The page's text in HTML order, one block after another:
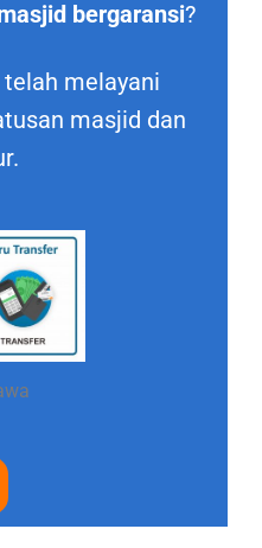
bergaransi?
melayani
masjid dan